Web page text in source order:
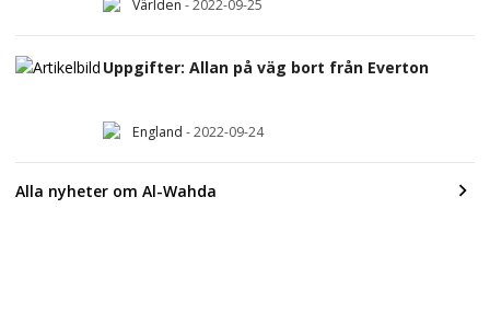
Världen -2022-09-25
Uppgifter: Allan på väg bort från Everton
England -2022-09-24
Alla nyheter om Al-Wahda